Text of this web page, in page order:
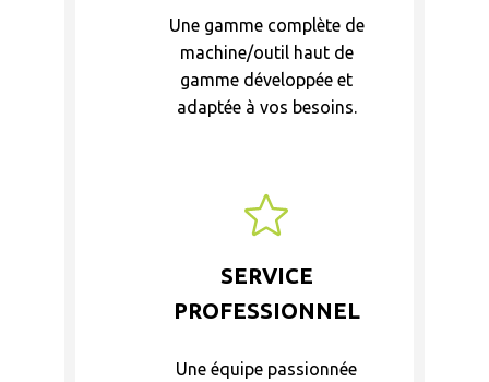
Une gamme complète de
machine/outil haut de
gamme développée et
adaptée à vos besoins.
SERVICE
PROFESSIONNEL
Une équipe passionnée